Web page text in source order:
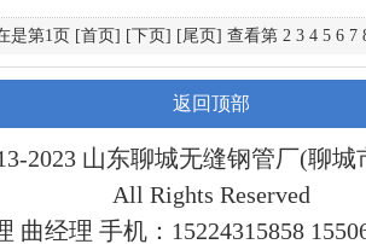
是第1页 [首页] [下页] [尾页] 查看第 2 3 4 5 6 7
返回顶部
2023 山东聊城无缝钢管厂(聊城
All Rights Reserved
曲经理 手机：15224315858